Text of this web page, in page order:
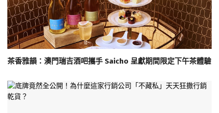
茶香雅韻：澳門瑞吉酒吧攜手 Saicho 呈獻期間限定下午茶體驗